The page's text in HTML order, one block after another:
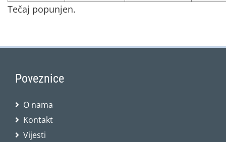
Tečaj popunjen.
Poveznice
O nama
Kontakt
Vijesti